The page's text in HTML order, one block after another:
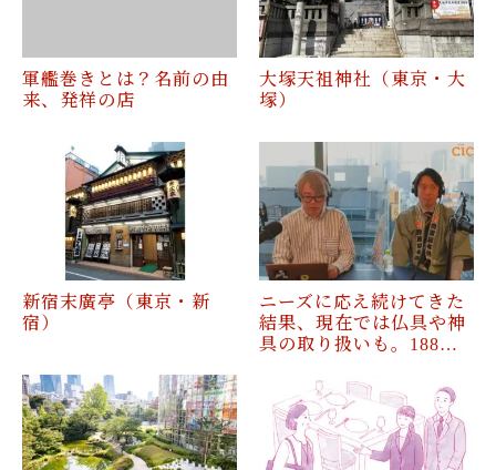
軍艦巻きとは？名前の由
来、発祥の店
大塚天祖神社（東京・大
塚）
新宿末廣亭（東京・新
宿）
ニーズに応え続けてきた
結果、現在では仏具や神
具の取り扱いも。188…